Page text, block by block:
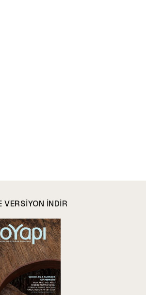
VERSIYON INDIR